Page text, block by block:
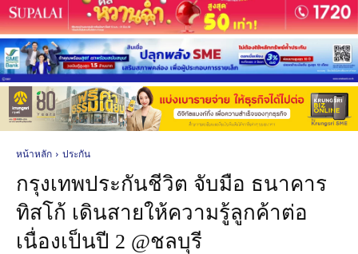
หน้าหลัก ประกัน
กรุงเทพประกันชีวิต จับมือ ธนาคาร
ทิสโก้ เดินสายให้ความรู้ลูกค้าต่อ
เนื่องเป็นปี 2 @ชลบุรี